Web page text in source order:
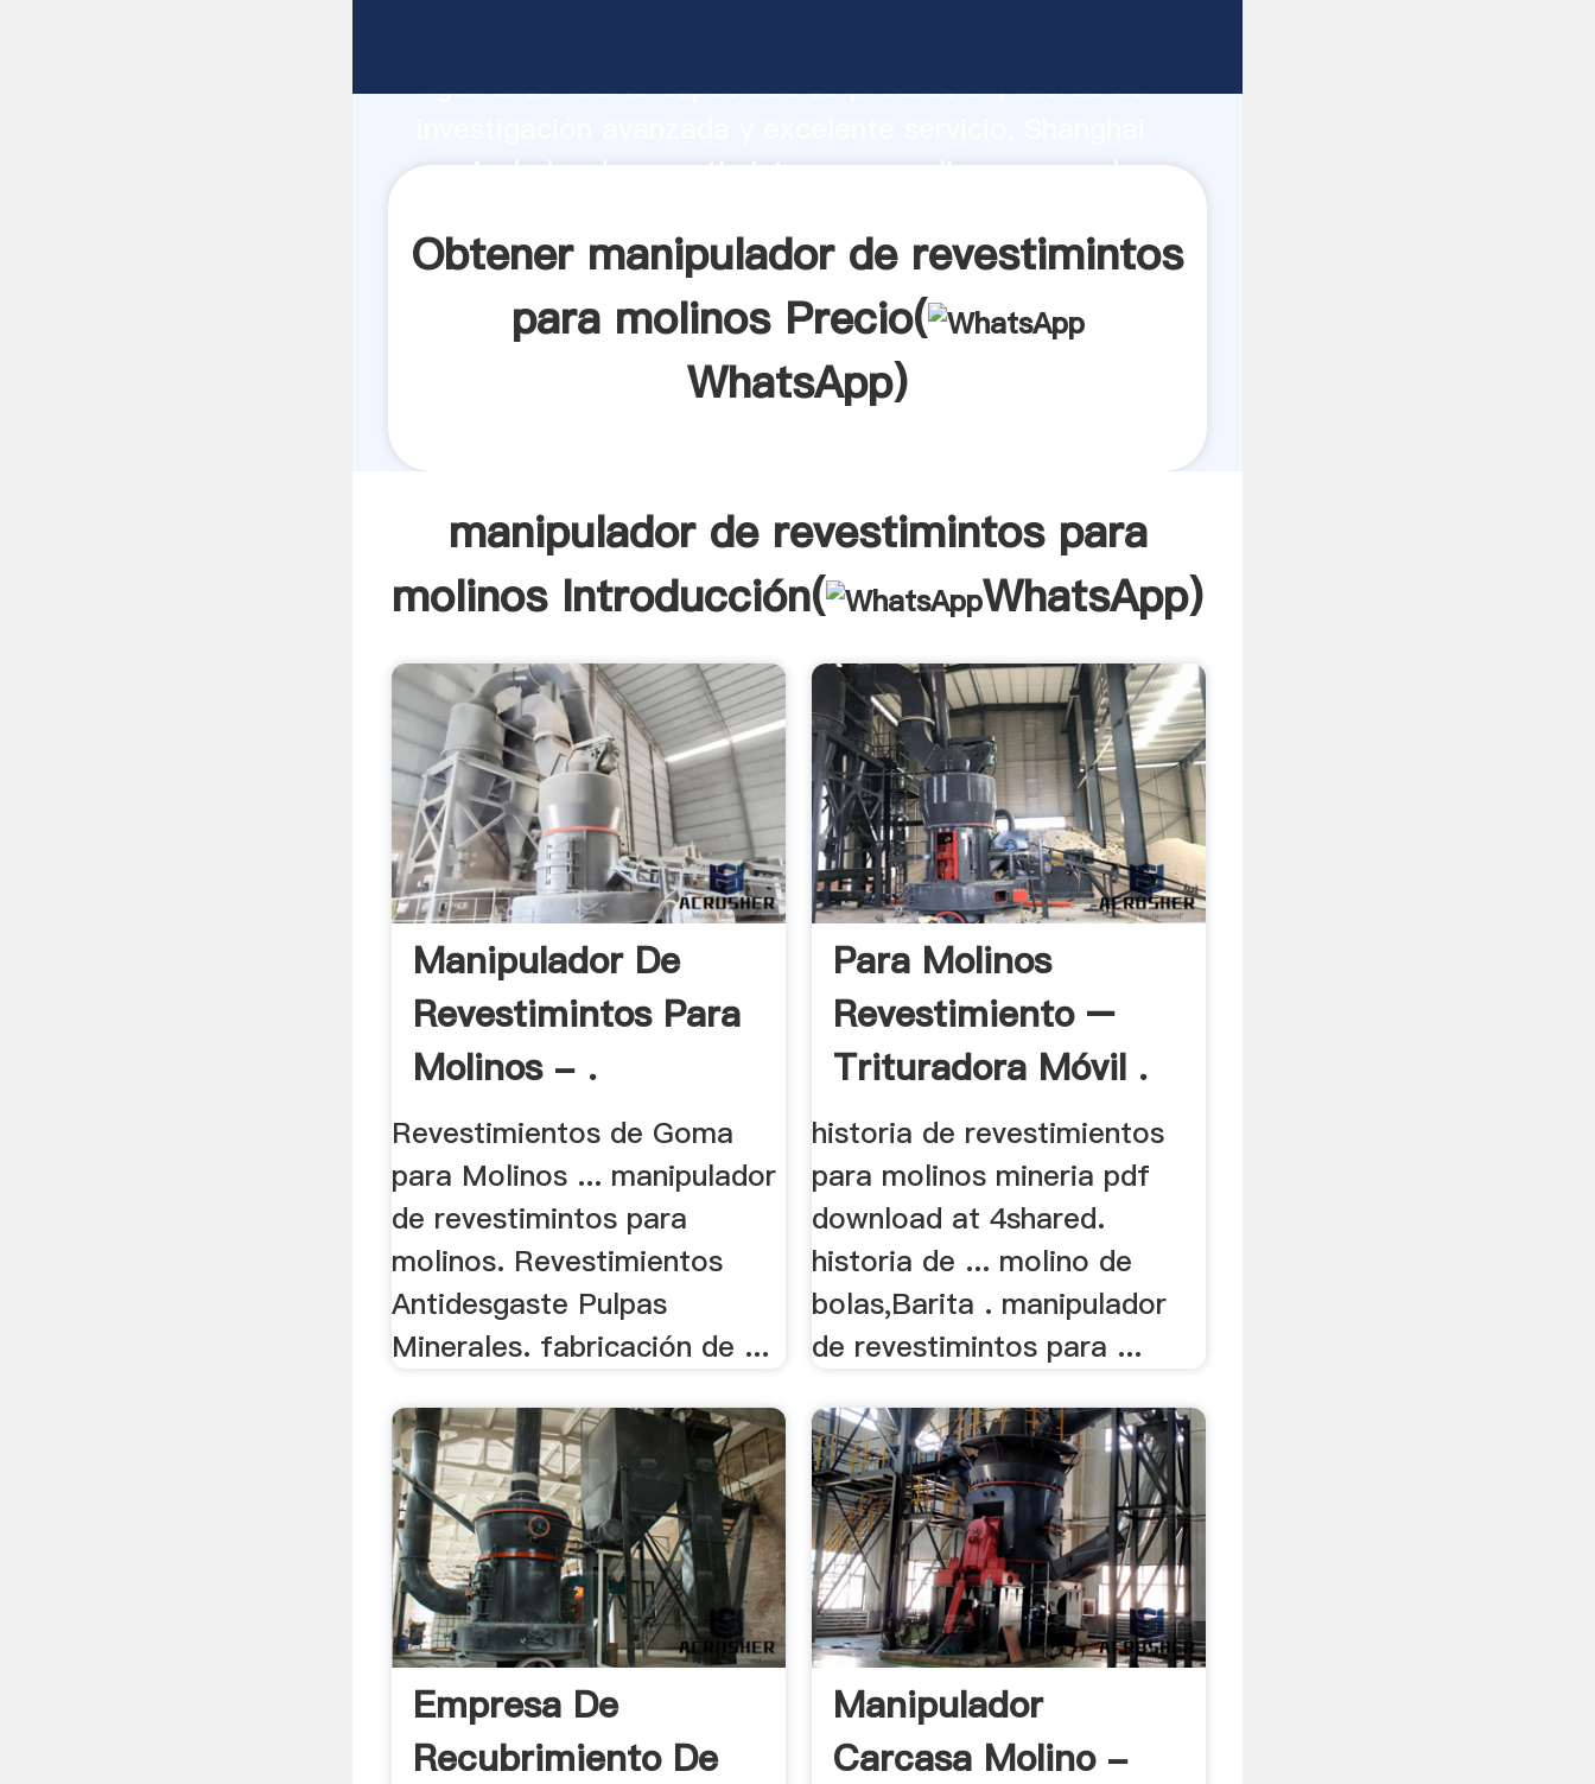
Agarrando fuerte capacidad de producción, fuerza de
manipulador de revestimintos para molinos proveedor
Obtener manipulador de revestimintos
para molinos Precio(
WhatsApp)
manipulador de revestimintos para
molinos Introducción(
WhatsApp)
Manipulador De
Revestimintos Para
Molinos - .
Revestimientos de Goma
para Molinos ... manipulador
de revestimintos para
molinos. Revestimientos
Antidesgaste Pulpas
Minerales. fabricación de ...
Para Molinos
Revestimiento –
Trituradora Móvil .
historia de revestimientos
para molinos mineria pdf
download at 4shared.
historia de ... molino de
bolas,Barita . manipulador
de revestimintos para ...
Empresa De
Recubrimiento De
Manipulador
Carcasa Molino -